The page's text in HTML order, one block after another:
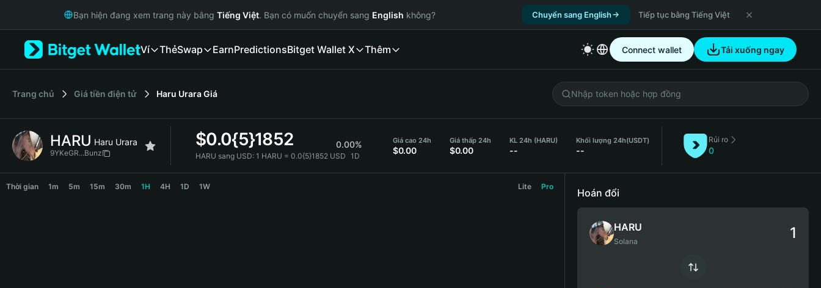
Русский
Italiano
简体中文
繁體中文
Bahasa Indonesia
Bạn hiện đang xem trang này bằng Tiếng Việt. Bạn có muốn chuyển sang English không? Chuyển sang English Tiếp tục bằng Tiếng Việt
Ví ThẻSwap EarnPredictionsBitget Wallet X Thêm Connect wallet Tải xuống ngay
‌Trang chủ Giá tiền điện tử Haru UraraGiá
HARU Haru Urara
9YKeGR...Bunz
$0.0{5}1852 0.00%
HARU sang USD: 1 HARU = 0.0{5}1852 USD 1D
Giá cao 24h
$0.00
Giá thấp 24h
$0.00
KL 24h (HARU)
--
Khối lượng 24h(USDT)
--
Rủi ro
0
HARU Price Chart
Thời gian 1m 5m 15m 30m 1H 4H 1D 1W Lite Pro
Hoán đổi
HARU
Solana